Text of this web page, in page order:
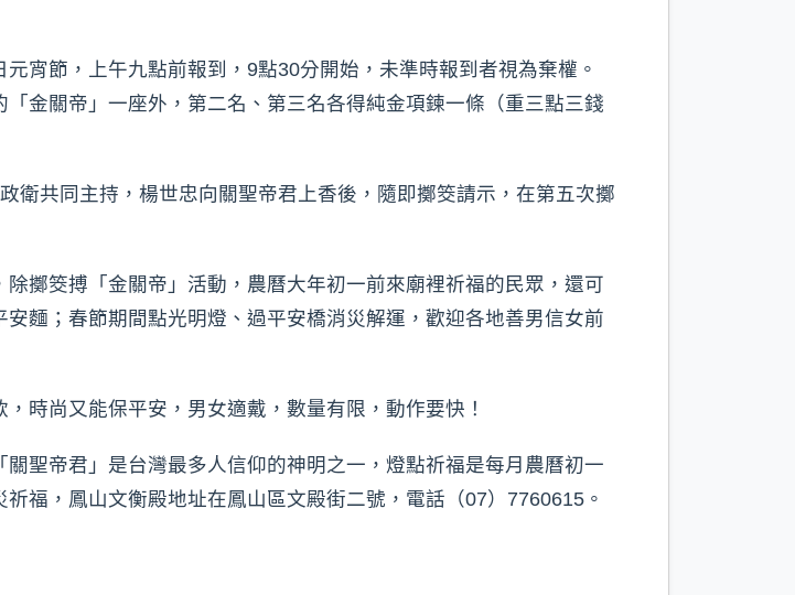
宵節，上午九點前報到，9點30分開始，未準時報到者視為棄權。
金關帝」一座外，第二名、第三名各得純金項鍊一條（重三點三錢
衛共同主持，楊世忠向關聖帝君上香後，隨即擲筊請示，在第五次擲
擲筊搏「金關帝」活動，農曆大年初一前來廟裡祈福的民眾，還可
麵；春節期間點光明燈、過平安橋消災解運，歡迎各地善男信女前
時尚又能保平安，男女適戴，數量有限，動作要快！
聖帝君」是台灣最多人信仰的神明之一，燈點祈福是每月農曆初一
福，鳳山文衡殿地址在鳳山區文殿街二號，電話（07）7760615。